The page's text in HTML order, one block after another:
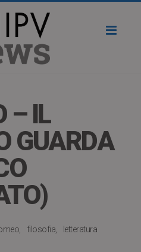
– IL
GUARDA
filosofia letteratura